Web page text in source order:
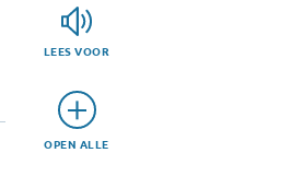
LEES VOOR
OPEN ALLE